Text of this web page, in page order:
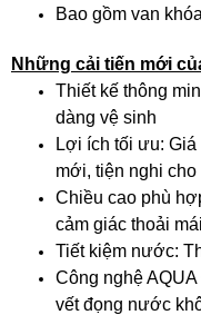
Bao gồm van
Những cải tiến mới
Thiết kế thông
dàng vệ sinh
Lợi ích tối ưu:
mới, tiện nghi
Chiều cao phù
cảm giác thoải
Tiết kiệm nước:
Công nghệ
vết đọng nước